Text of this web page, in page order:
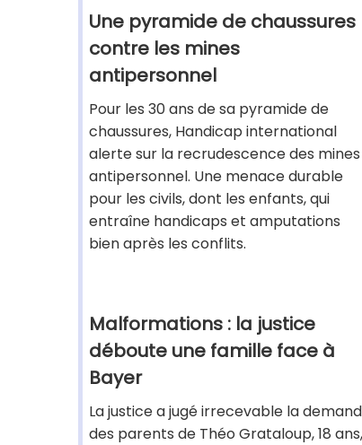
Une pyramide de chaussures
contre les mines
antipersonnel
Pour les 30 ans de sa pyramide de
chaussures, Handicap international
alerte sur la recrudescence des mines
antipersonnel. Une menace durable
pour les civils, dont les enfants, qui
entraîne handicaps et amputations
bien après les conflits.
Malformations : la justice
déboute une famille face à
Bayer
La justice a jugé irrecevable la
des parents de Théo Grataloup, 18 ans,